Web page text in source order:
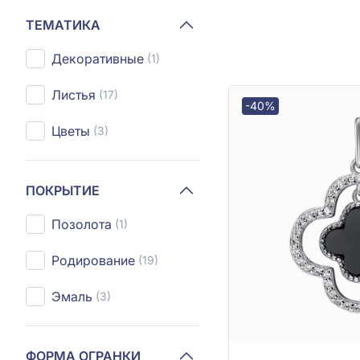
ТЕМАТИКА
Декоративные (1)
Листья (17)
Цветы (3)
ПОКРЫТИЕ
Позолота (1)
Родирование (19)
Эмаль (3)
ФОРМА ОГРАНКИ
-40%